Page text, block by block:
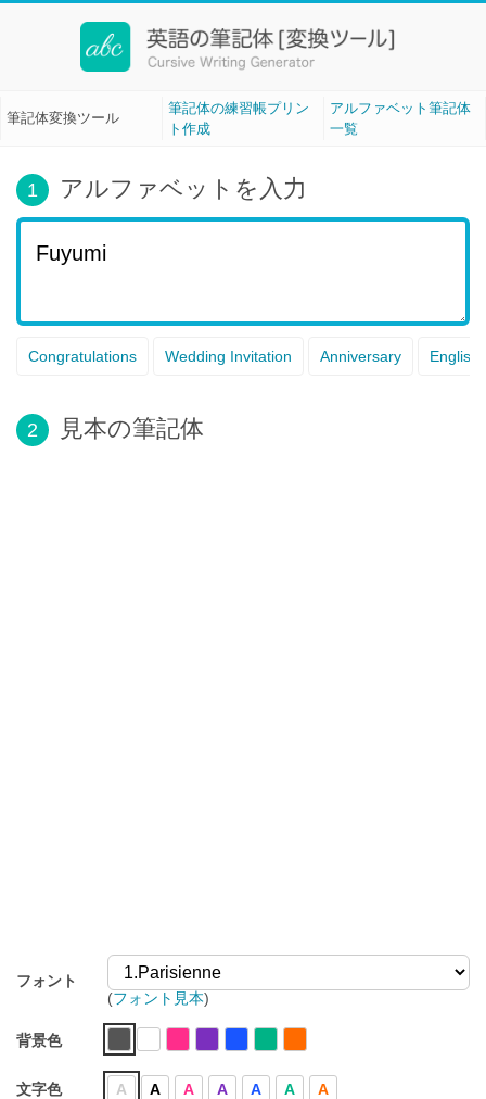
筆記体変換ツール[Cursive Writing]
筆記体変換ツール
筆記体の練習帳プリン
ト作成
アルファベット筆記体
一覧
1 アルファベットを入力
Congratulations Wedding Invitation Anniversary English
2 見本の筆記体
フォント
(フォント見本)
背景色
文字色 A A A A A A A